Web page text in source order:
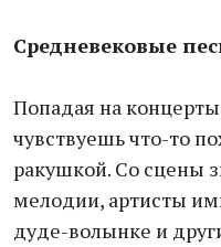
Средневековые
Попадая на
чувствуешь что-то
ракушкой. Со сцены
мелодии, артисты
дуде-волынке и